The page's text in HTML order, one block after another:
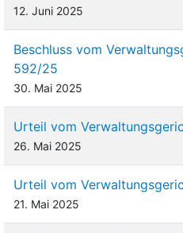
12. Juni 2025
Beschluss vom
592/25
30. Mai 2025
Urteil vom
26. Mai 2025
Urteil vom
21. Mai 2025